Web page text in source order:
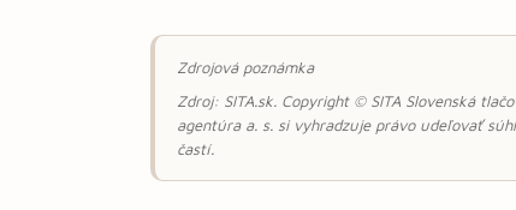
Zdrojová poznámka
Zdroj: SITA.sk. Copyright © SITA Slovenská
agentúra a. s. si vyhradzuje právo udeľovať
častí.